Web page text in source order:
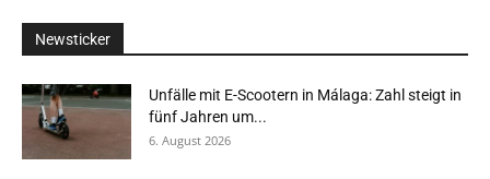
Newsticker
Unfälle mit E-Scootern in Málaga: Zahl steigt in
fünf Jahren um...
6. August 2026